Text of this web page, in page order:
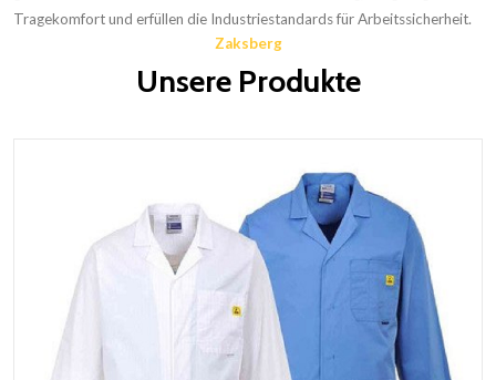
Tragekomfort und erfüllen die Industriestandards für Arbeitssicherheit.
Zaksberg
Unsere Produkte